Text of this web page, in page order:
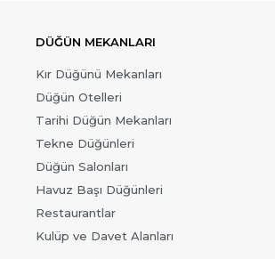
DÜĞÜN MEKANLARI
Kır Düğünü Mekanları
Düğün Otelleri
Tarihi Düğün Mekanları
Tekne Düğünleri
Düğün Salonları
Havuz Başı Düğünleri
Restaurantlar
Kulüp ve Davet Alanları